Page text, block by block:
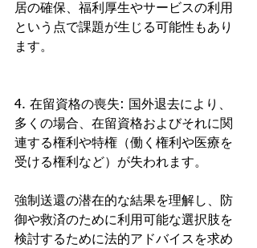
居の確保、福利厚生やサービスの利用
という点で課題が生じる可能性もあり
ます。
4. 在留資格の喪失: 国外退去により、
多くの場合、在留資格およびそれに関
連する権利や特権（働く権利や医療を
受ける権利など）が失われます。
強制送還の潜在的な結果を理解し、防
御や救済のために利用可能な選択肢を
検討するために法的アドバイスを求め